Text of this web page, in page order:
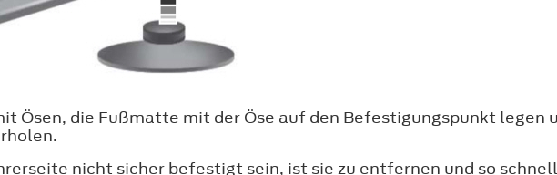
Ösen, die Fußmatte mit der Öse auf den Befestigungspunkt legen
nicht sicher befestigt sein, ist sie zu entfernen und so